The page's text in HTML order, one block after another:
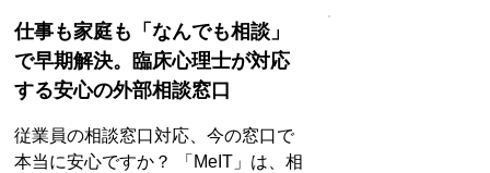
仕事も家庭も「なんでも相談」
で早期解決。臨床心理士が対応
する安心の外部相談窓口
従業員の相談窓口対応、今の窓口で
本当に安心ですか？ 「MeIT」は、相